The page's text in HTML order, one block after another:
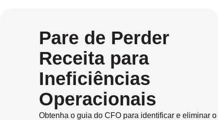
Pare de Perder
Receita para
Ineficiências
Operacionais
Obtenha o guia do CFO para identificar e eliminar o